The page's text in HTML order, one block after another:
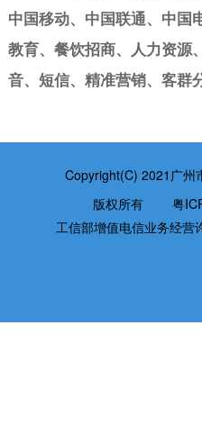
中国移动、中国联通、中国
教育、餐饮招商、人力资源
音、短信、精准营销、客群
Copyright(C) 2021广州
版权所有粤
工信部增值电信业务经营